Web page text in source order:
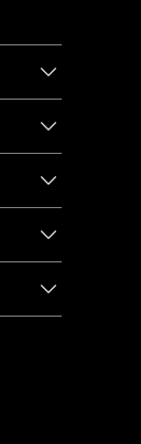
la
pentru
cod